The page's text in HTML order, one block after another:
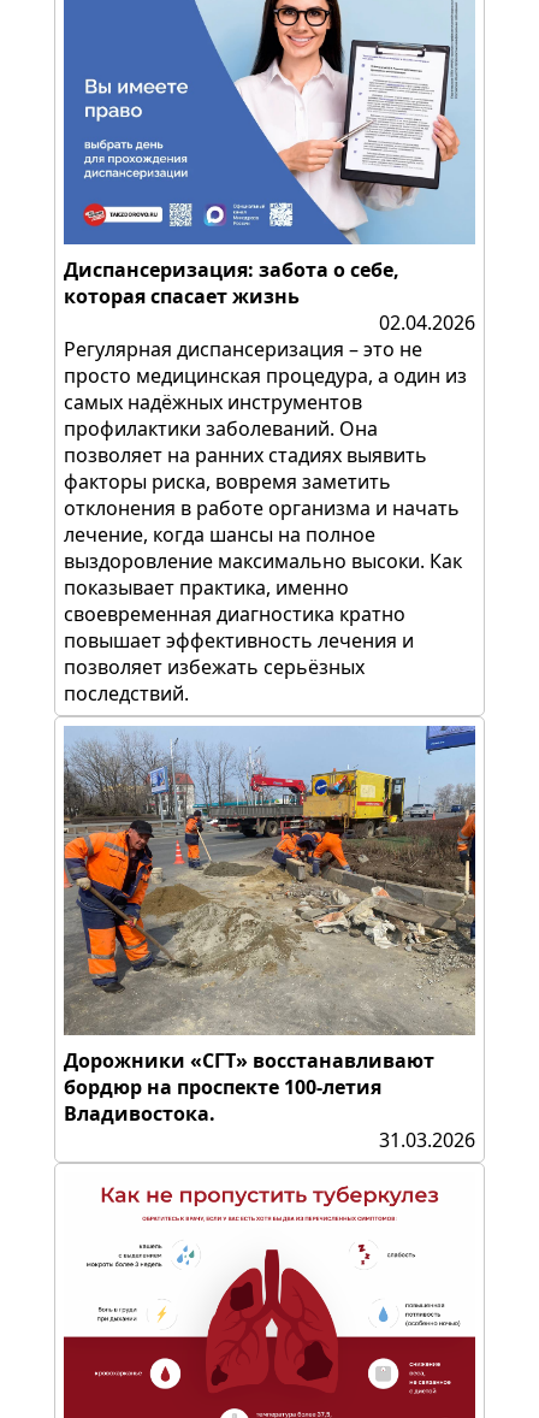
Диспансеризация: забота о себе,
которая спасает жизнь
02.04.2026
Регулярная диспансеризация – это не
просто медицинская процедура, а один из
самых надёжных инструментов
профилактики заболеваний. Она
позволяет на ранних стадиях выявить
факторы риска, вовремя заметить
отклонения в работе организма и начать
лечение, когда шансы на полное
выздоровление максимально высоки. Как
показывает практика, именно
своевременная диагностика кратно
повышает эффективность лечения и
позволяет избежать серьёзных
последствий.
Дорожники «СГТ» восстанавливают
бордюр на проспекте 100-летия
Владивостока.
31.03.2026